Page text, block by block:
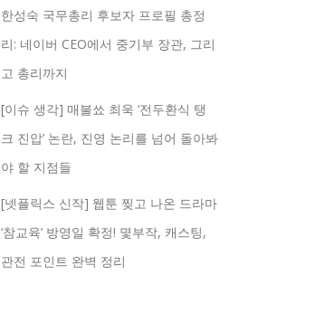
한성숙 국무총리 후보자 프로필 총정
리: 네이버 CEO에서 중기부 장관, 그리
고 총리까지
[이슈 생각] 매불쑈 최욱 ‘전두환식 탱
크 진압’ 논란, 진영 논리를 넘어 돌아봐
야 할 지점들
[넷플릭스 신작] 웹툰 찢고 나온 드라마
‘참교육’ 방영일 확정! 몇부작, 캐스팅,
관전 포인트 완벽 정리